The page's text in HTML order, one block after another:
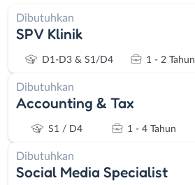
Dibutuhkan
SPV Klinik
D1-D3 & S1/D4 1 - 2 Tahun
Dibutuhkan
Accounting & Tax
S1 / D4 1 - 4 Tahun
Dibutuhkan
Social Media Specialist